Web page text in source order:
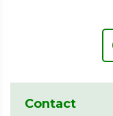
Contact